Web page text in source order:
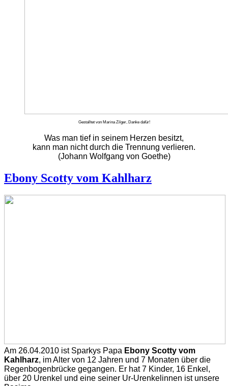
Gestalltet von Marina Zilger, Danke dafür!
Was man tief in seinem Herzen besitzt,
kann man nicht durch die Trennung verlieren.
(Johann Wolfgang von Goethe)
Ebony Scotty vom Kahlharz
Am 26.04.2010 ist Sparkys Papa Ebony Scotty vom
Kahlharz, im Alter von 12 Jahren und 7 Monaten über die
Regenbogenbrücke gegangen. Er hat 7 Kinder, 16 Enkel,
über 20 Urenkel und eine seiner Ur-Urenkelinnen ist unsere